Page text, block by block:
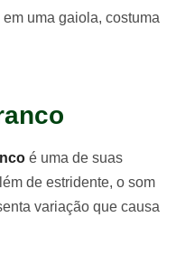
uma gaiola, costuma
é uma de suas
de estridente, o som
variação que causa